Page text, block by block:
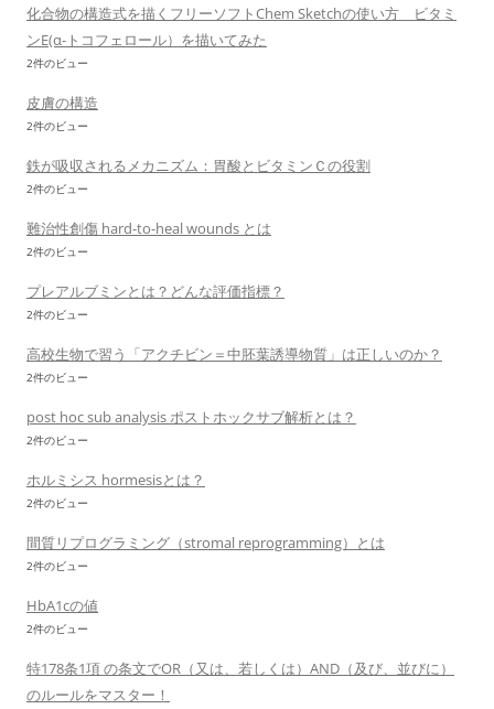
化合物の構造式を描くフリーソフトChem Sketchの使い方 ビタミ
ンE(α-トコフェロール）を描いてみた
2件のビュー
皮膚の構造
2件のビュー
鉄が吸収されるメカニズム：胃酸とビタミンＣの役割
2件のビュー
難治性創傷 hard-to-heal wounds とは
2件のビュー
プレアルブミンとは？どんな評価指標？
2件のビュー
高校生物で習う「アクチビン＝中胚葉誘導物質」は正しいのか？
2件のビュー
post hoc sub analysis ポストホックサブ解析とは？
2件のビュー
ホルミシス hormesisとは？
2件のビュー
間質リプログラミング（stromal reprogramming）とは
2件のビュー
HbA1cの値
2件のビュー
特178条1項 の条文でOR（又は、若しくは）AND（及び、並びに）
のルールをマスター！